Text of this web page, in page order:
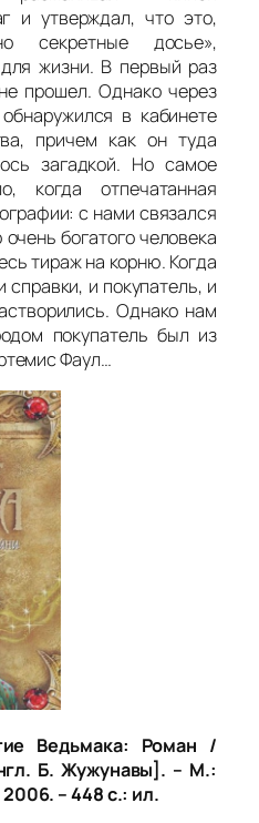
и утверждал, что это,
секретные досье»,
жизни. В первый раз
прошел. Однако через
в кабинете
причем как он туда
загадкой. Но самое
когда отпечатанная
с нами связался
богатого человека
тираж на корню. Когда
и покупатель, и
Однако нам
покупатель был из
Фаул…
Ведьмака: Роман /
Б. Жужунавы]. – М.:
– 448 с.: ил.